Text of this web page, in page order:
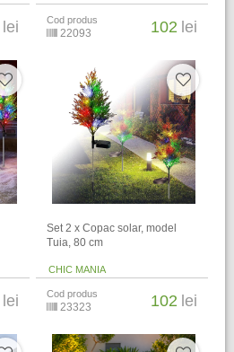
lei Cod produs
22093 102 lei
lei
Set 2 x Copac solar, model
Tuia, 80 cm
CHIC MANIA
Cod produs
23323 102 lei